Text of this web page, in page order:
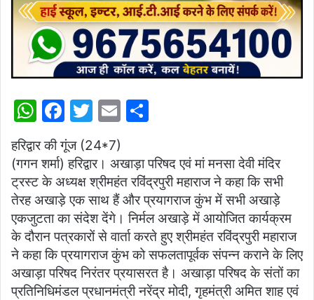
W
at
s
A
p
p
F
a
c
e
b
o
o
k
T
itt
er
E
ai
l
ar
e
हरिद्वार की गूंज (24*7)
(गगन शर्मा) हरिद्वार। अखाड़ा परिषद एवं मां मनसा देवी मंदिर
ट्रस्ट के अध्यक्ष श्रीमहंत रविंद्रपुरी महाराज ने कहा कि सभी
तेरह अखाड़े एक साथ हैं और प्रयागराज कुंभ में सभी अखाड़े
एकजुटता का संदेश देंगे। निर्मल अखाड़े में आयोजित कार्यक्रम
के दौरान पत्रकारों से वार्ता करते हुए श्रीमहंत रविंद्रपुरी महाराज
ने कहा कि प्रयागराज कुंभ को सफलतापूर्वक संपन्न कराने के लिए
अखाड़ा परिषद निरंतर प्रयासरत है। अखाड़ा परिषद के संतों का
प्रतिनिधिमंडल प्रधानमंत्री नरेंद्र मोदी, गृहमंत्री अमित शाह एवं